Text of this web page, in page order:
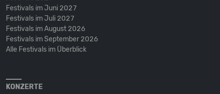
Festivals im Juni 2027
Festivals im Juli 2027
Festivals im August 2026
Festivals im September 2026
Alle Festivals im Überblick
KONZERTE